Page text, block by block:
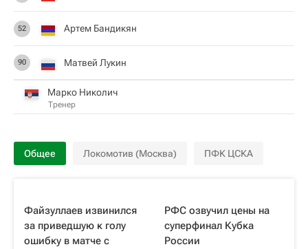
52 Артем Бандикян
90 Матвей Лукин
Марко Николич
Тренер
Общее Локомотив (Москва) ПФК ЦСКА
Файзуллаев извинился
за приведшую к голу
ошибку в матче с
РФС озвучил цены на
суперфинал Кубка
России